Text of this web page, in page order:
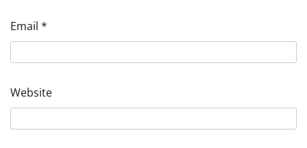
Email *
Website